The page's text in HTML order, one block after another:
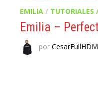
EMILIA / TUTORIALES
Emilia –
por